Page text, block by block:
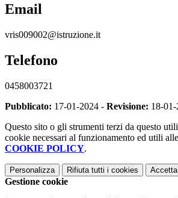
Email
vris009002@istruzione.it
Telefono
0458003721
Pubblicato: 17-01-2024 - Revisione: 18-
Questo sito o gli strumenti terzi da questo
cookie necessari al funzionamento ed utili
COOKIE POLICY.
Personalizza Rifiuta tutti i cookies
Gestione cookie